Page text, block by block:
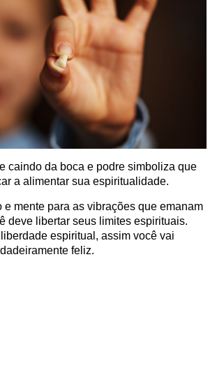
caindo da boca e podre simboliza que
a alimentar sua espiritualidade.
e mente para as vibrações que emanam
deve libertar seus limites espirituais.
espiritual, assim você vai
feliz.